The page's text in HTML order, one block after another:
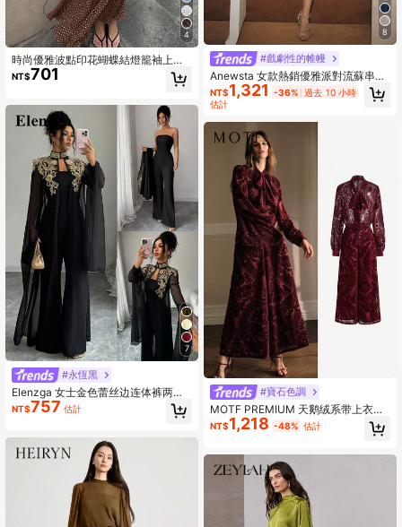
4
時尚優雅波點印花蝴蝶結燈籠袖上衣
與裙子兩件套，適合度假、約會、花
園、海灘，棕色
NT$701
7
#永恆黑
Elenzga 女士金色蕾丝边连体裤两件
套
NT$757 估計
8
#戲劇性的帷幔
Anewsta 女款熱銷優雅派對流蘇串珠
上衣與裙子兩件套
NT$1,321 -36% 過去 10 小時
估計
#寶石色調
MOTF PREMIUM 天鹅绒系带上衣和
阔腿裤套装
NT$1,218 -48% 估計